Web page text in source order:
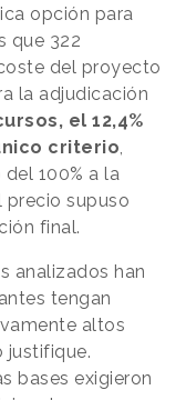
opción para
que 322
del proyecto
la adjudicación
el 12,4%
criterio,
100% a la
precio supuso
final.
analizados han
tengan
altos
justifique.
bases exigieron